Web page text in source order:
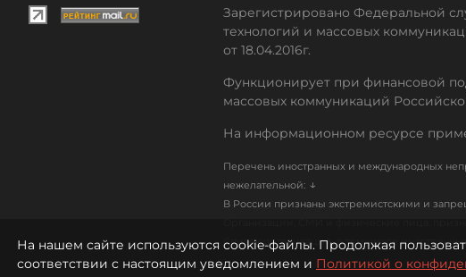
Зарегистрировано Федеральной
технологий и массовых
от 18.04.2016г.
Функционирует при финансовой
массовых коммуникаций
На информационном ресурсе
Перечень иностранных и международных
нежелательной: ↓
В России признаны экстремистскими и
Список организаций, в том числе
На нашем сайте используются cookie-файлы. Продолжая
соответствии с настоящим уведомлением и Политикой о